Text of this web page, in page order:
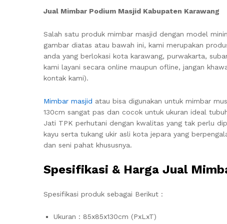
Jual Mimbar Podium Masjid Kabupaten Karawang
Salah satu produk mimbar masjid dengan model
gambar diatas atau bawah ini, kami merupakan
anda yang berlokasi kota karawang, purwakarta,
kami layani secara online maupun ofline, jangan
kontak kami).
Mimbar masjid atau bisa digunakan untuk mimbar
130cm sangat pas dan cocok untuk ukuran ideal
Jati TPK perhutani dengan kwalitas yang tak perlu
kayu serta tukang ukir asli kota jepara yang
dan seni pahat khususnya.
Spesifikasi & Harga Jual
Spesifikasi produk sebagai Berikut :
Ukuran : 85x85x130cm (PxLxT)